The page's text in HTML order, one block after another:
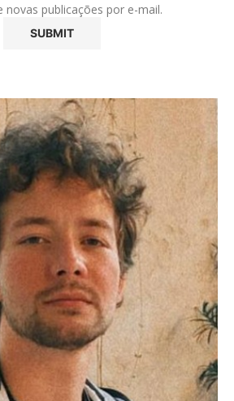
publicações por e-mail.